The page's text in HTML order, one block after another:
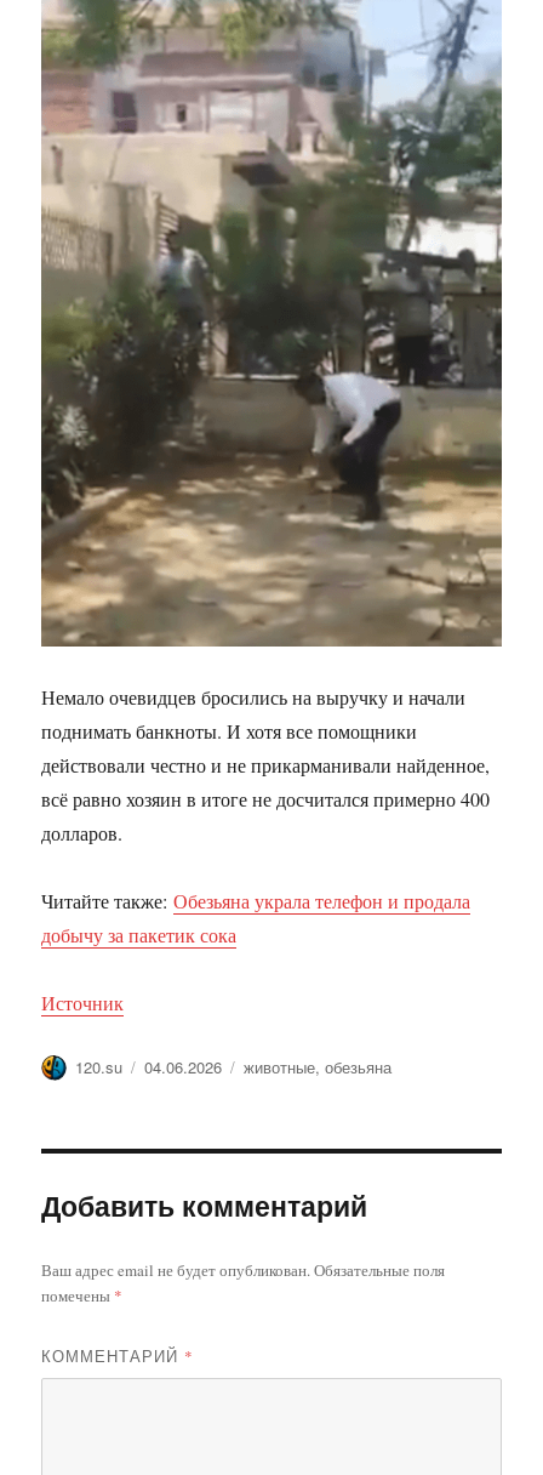
Немало очевидцев бросились на выручку и начали
поднимать банкноты. И хотя все помощники
действовали честно и не прикарманивали найденное,
всё равно хозяин в итоге не досчитался примерно 400
долларов.
Читайте также:Обезьяна украла телефон и продала
добычу за пакетик сока
Источник
Автор
120.su Опубликовано
04.06.2026 Метки
животные,обезьяна
Добавить комментарий
Ваш адрес email не будет опубликован.Обязательные поля
помечены *
КОММЕНТАРИЙ *